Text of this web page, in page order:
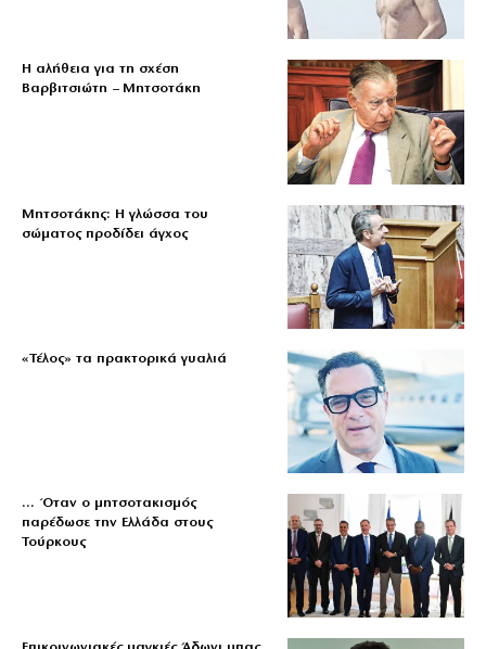
Η αλήθεια για τη σχέση
Βαρβιτσιώτη – Μητσοτάκη
Μητσοτάκης: Η γλώσσα του
σώματος προδίδει άγχος
«Τέλος» τα πρακτορικά γυαλιά
… Όταν ο μητσοτακισμός
παρέδωσε την Ελλάδα στους
Τούρκους